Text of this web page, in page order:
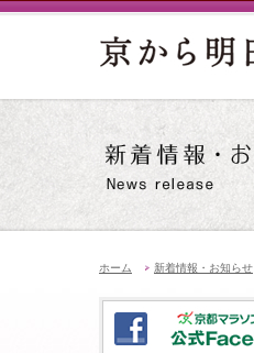
ホーム 新着情報・お知らせ